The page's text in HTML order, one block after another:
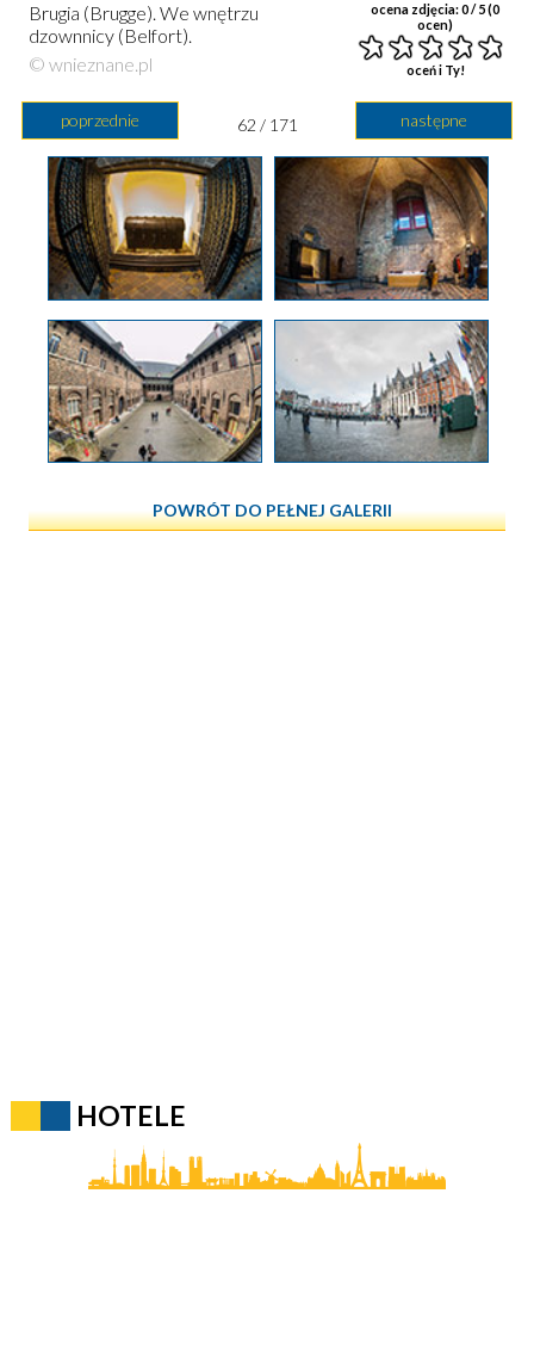
ocena zdjęcia:0/ 5 (0
ocen)
oceń i Ty!
Brugia (Brugge). We wnętrzu
dzownnicy (Belfort).
© wnieznane.pl
poprzednie następne
62 / 171
POWRÓT DO PEŁNEJ GALERII
HOTELE